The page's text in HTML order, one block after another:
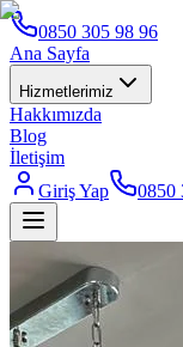
0850 305 98 96
Ana Sayfa
Hizmetlerimiz
Hakkımızda
Blog
İletişim
Giriş Yap
0850